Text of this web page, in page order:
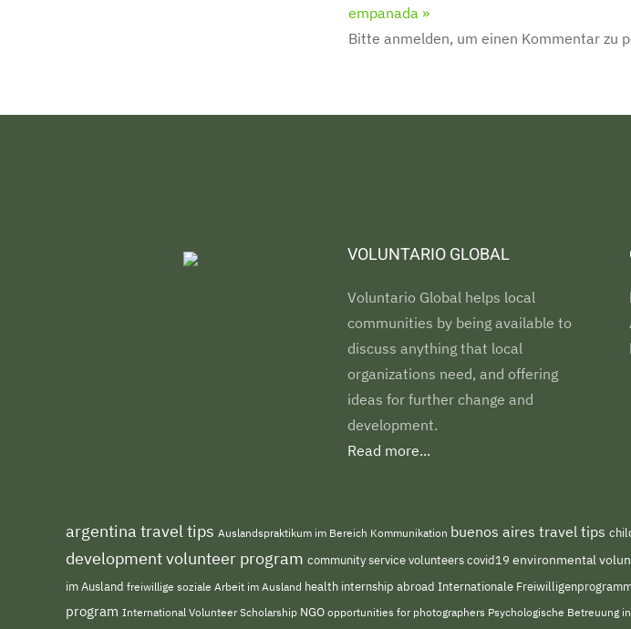
empanada »
Bitte anmelden, um einen Kommentar zu
VOLUNTARIO GLOBAL
Voluntario Global helps local
communities by being available to
discuss anything that local
organizations need, and offering
ideas for further change and
development.
Read more...
argentina travel tips Auslandspraktikum im Bereich Kommunikation buenos aires travel tips
development volunteer program community service volunteerscovid19 environmental
im Ausland freiwillige soziale Arbeit im Ausland health internship abroad Internationale
program International Volunteer Scholarship NGOopportunities for photographers Psychologische Betreuung